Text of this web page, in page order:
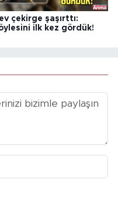
çekirge şaşırttı:
ilk kez gördük!